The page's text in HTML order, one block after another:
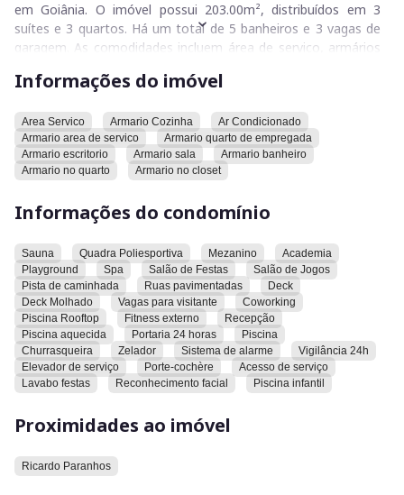
em Goiânia. O imóvel possui 203.00m², distribuídos em 3
suítes e 3 quartos. Há um total de 5 banheiros e 3 vagas de
garagem. As comodidades incluem área de serviço, armários
armários no quarto de empregada, armários no escritório,
e armários no closet.
O condomínio oferece uma variedade de características,
incluindo sauna, quadra poliesportiva, mezanino, academia,
caminhada, ruas pavimentadas, deck, deck molhado, vagas
externo, recepção, piscina aquecida, portaria 24 horas,
piscina, churrasqueira, zelador, sistema de alarme, vigilância
24h, elevador de serviço, porte-cochère, acesso de serviço,
lavabo para festas, reconhecimento facial e piscina infantil.
O imóvel está localizado próximo ao Ricardo Paranhos.
Convidamos você a conhecer este imóvel e explorar todas as
Informações do imóvel
Area Servico Armario Cozinha
Ar Condicionado
Armario area de servico
Armario quarto de empregada
Armario escritorio
Armario sala
Armario banheiro
Armario no quarto
Armario no closet
Informações do condomínio
Sauna Quadra Poliesportiva Mezanino
Academia
Playground
Spa Salão de Festas
Salão de Jogos
Pista de caminhada
Ruas pavimentadas
Deck
Deck Molhado
Vagas para visitante
Coworking
Piscina Rooftop
Fitness externo
Recepção
Piscina aquecida
Portaria 24 horas
Piscina
Churrasqueira
Zelador Sistema de alarme
Vigilância 24h
Elevador de serviço
Porte-cochère
Acesso de serviço
Lavabo festas
Reconhecimento facial Piscina infantil
Proximidades ao imóvel
Ricardo Paranhos